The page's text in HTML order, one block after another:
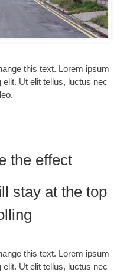
this text. Lorem ipsum
Ut elit tellus, luctus nec
the effect
stay at the top
this text. Lorem ipsum
Ut elit tellus, luctus nec